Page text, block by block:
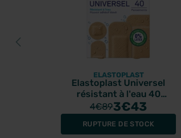
ELASTOPLAST
Elastoplast Universel
résistant à l'eau 40
pansements
4€893€43
RUPTURE DE STOCK